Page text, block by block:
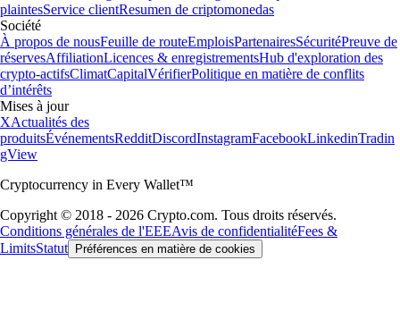
plaintesService clientResumen de criptomonedas
Société
À propos de nousFeuille de routeEmploisPartenairesSécuritéPreuve de
réservesAffiliationLicences & enregistrementsHub d'exploration des
crypto-actifsClimatCapitalVérifierPolitique en matière de conflits
d’intérêts
Mises à jour
XActualités des
produitsÉvénementsRedditDiscordInstagramFacebookLinkedinTradin
gView
Cryptocurrency in Every Wallet™
Copyright © 2018 - 2026 Crypto.com. Tous droits réservés.
Conditions générales de l'EEEAvis de confidentialitéFees &
LimitsStatut Préférences en matière de cookies